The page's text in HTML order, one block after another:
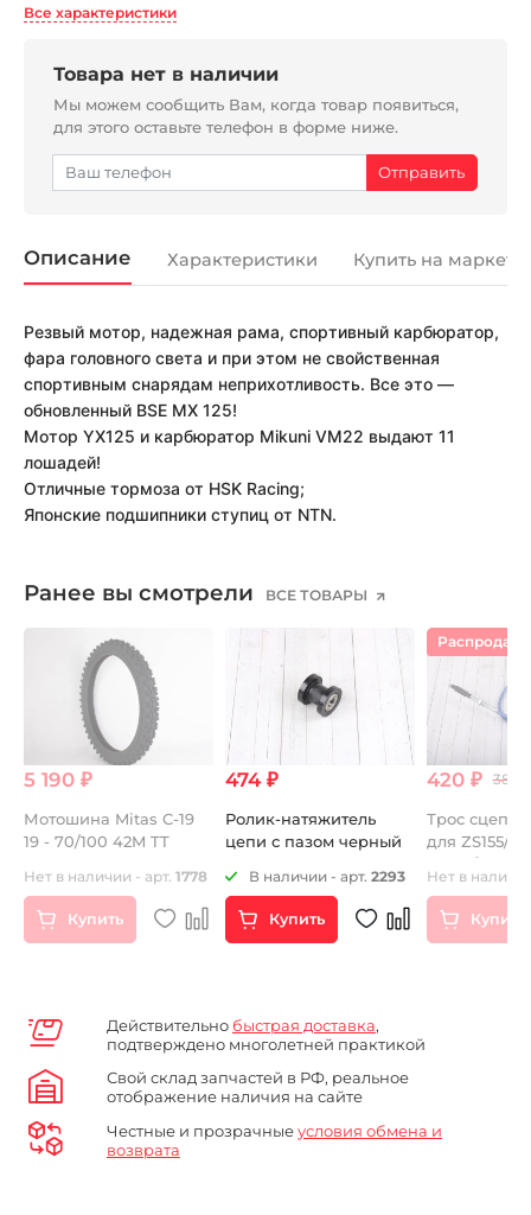
Все характеристики
Товара нет в наличии
Мы можем сообщить Вам, когда товар появиться,
для этого оставьте телефон в форме ниже.
Описание Характеристики Купить на
Резвый мотор, надежная рама, спортивный карбюратор,
фара головного света и при этом не свойственная
спортивным снарядам неприхотливость. Все это —
обновленный BSE MX 125!
Мотор YX125 и карбюратор Mikuni VM22 выдают 11
лошадей!
Отличные тормоза от HSK Racing;
Японские подшипники ступиц от NTN.
Ранее вы смотрели ВСЕ ТОВАРЫ
5 190 ₽
Мотошина Mitas C-19
19 - 70/100 42M TT
Нет в наличии - арт. 1778
Купить
474 ₽
Ролик-натяжитель
цепи с пазом черный
В наличии - арт. 2293
Купить
Распродажа
420 ₽
Трос
для ZS155/
YX150/160
Нет в
Купить
Действительно быстрая доставка,
подтверждено многолетней практикой
Свой склад запчастей в РФ, реальное
отображение наличия на сайте
Честные и прозрачныеусловия обмена и
возврата